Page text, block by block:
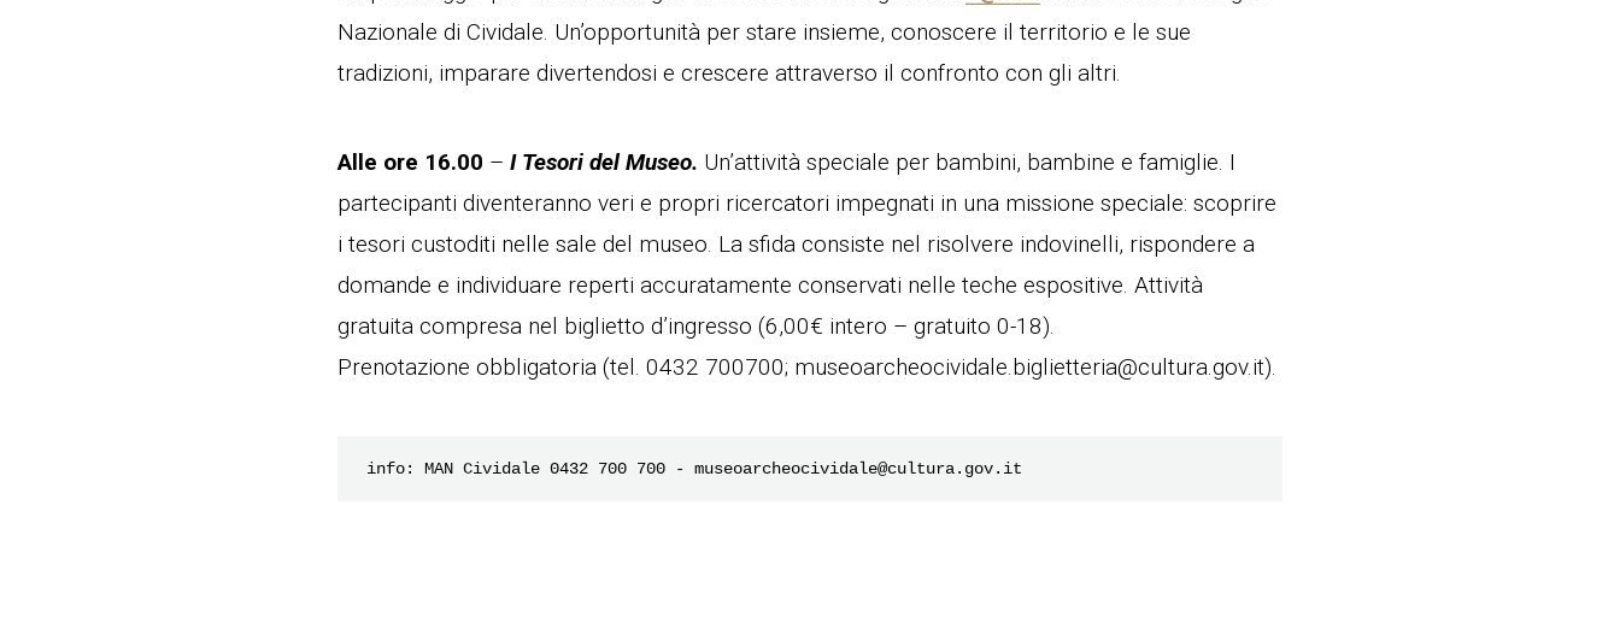
Nazionale di Cividale. Un’opportunità per stare insieme, conoscere il territorio e le sue
tradizioni, imparare divertendosi e crescere attraverso il confronto con gli altri.
Alle ore 16.00 – I Tesori del Museo. Un’attività speciale per bambini, bambine e famiglie. I
partecipanti diventeranno veri e propri ricercatori impegnati in una missione speciale: scoprire
i tesori custoditi nelle sale del museo. La sfida consiste nel risolvere indovinelli, rispondere a
domande e individuare reperti accuratamente conservati nelle teche espositive. Attività
gratuita compresa nel biglietto d’ingresso (6,00€ intero – gratuito 0-18).
Prenotazione obbligatoria (tel. 0432 700700; museoarcheocividale.biglietteria@cultura.gov.it).
info: MAN Cividale 0432 700 700 - museoarcheocividale@cultura.gov.it